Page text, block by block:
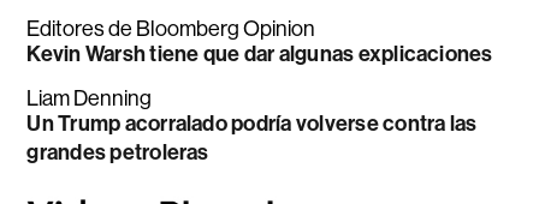
Editores de Bloomberg Opinion
Kevin Warsh tiene que dar algunas explicaciones
Liam Denning
Un Trump acorralado podría volverse contra las
grandes petroleras